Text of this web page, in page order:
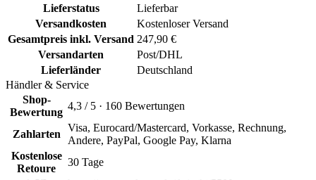
Lieferstatus
Lieferbar
Versandkosten
Kostenloser Versand
Gesamtpreis inkl. Versand 247,90 €
Versandarten
Post/DHL
Lieferländer
Deutschland
Händler & Service
Shop-
Bewertung
4,3 / 5 · 160 Bewertungen
Zahlarten
Visa, Eurocard/Mastercard, Vorkasse, Rechnung,
Andere, PayPal, Google Pay, Klarna
Kostenlose
Retoure
30 Tage